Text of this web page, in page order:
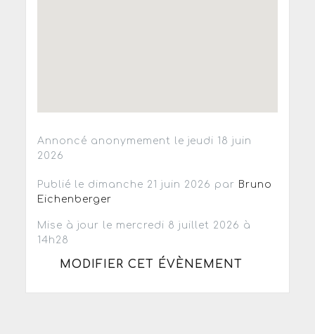
Annoncé anonymement le jeudi 18 juin
2026
Publié le dimanche 21 juin 2026 par Bruno
Eichenberger
Mise à jour le mercredi 8 juillet 2026 à
14h28
MODIFIER CET ÉVÈNEMENT